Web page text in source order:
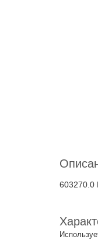
603270.0